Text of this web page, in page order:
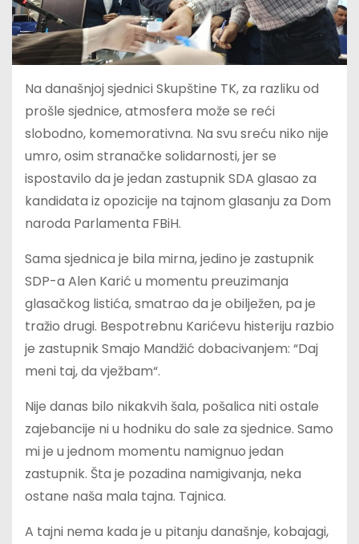
Na današnjoj sjednici Skupštine TK, za razliku od
prošle sjednice, atmosfera može se reći
slobodno, komemorativna. Na svu sreću niko nije
umro, osim stranačke solidarnosti, jer se
ispostavilo da je jedan zastupnik SDA glasao za
kandidata iz opozicije na tajnom glasanju za Dom
naroda Parlamenta FBiH.
Sama sjednica je bila mirna, jedino je zastupnik
SDP-a Alen Karić u momentu preuzimanja
glasačkog listića, smatrao da je obilježen, pa je
tražio drugi. Bespotrebnu Karićevu histeriju razbio
je zastupnik Smajo Mandžić dobacivanjem: “Daj
meni taj, da vježbam“.
Nije danas bilo nikakvih šala, pošalica niti ostale
zajebancije ni u hodniku do sale za sjednice. Samo
mi je u jednom momentu namignuo jedan
zastupnik. Šta je pozadina namigivanja, neka
ostane naša mala tajna. Tajnica.
A tajni nema kada je u pitanju današnje, kobajagi,